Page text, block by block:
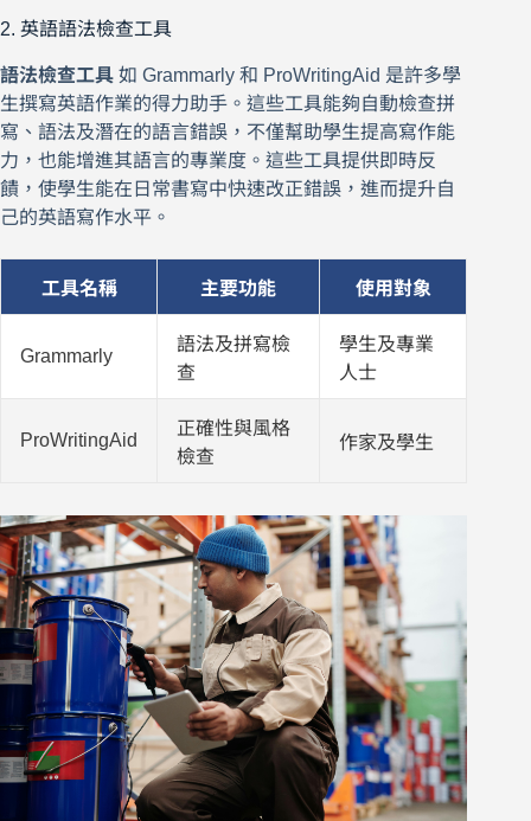
2. 英語語法檢查工具
語法檢查工具 如 Grammarly 和 ProWritingAid 是許多學
生撰寫英語作業的得力助手。這些工具能夠自動檢查拼
寫、語法及潛在的語言錯誤，不僅幫助學生提高寫作能
力，也能增進其語言的專業度。這些工具提供即時反
饋，使學生能在日常書寫中快速改正錯誤，進而提升自
己的英語寫作水平。
工具名稱 主要功能 使用對象
Grammarly
語法及拼寫檢
查
學生及專業
人士
ProWritingAid
正確性與風格
檢查
作家及學生